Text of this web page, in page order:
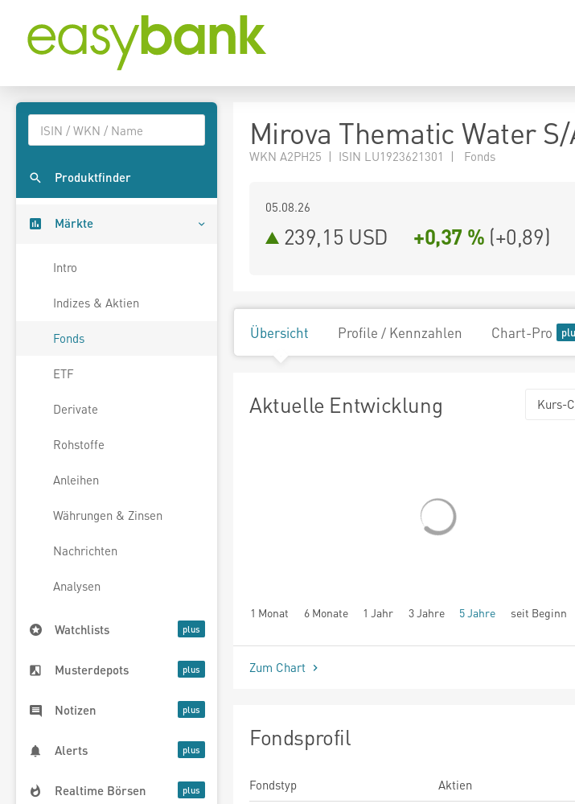
Produktfinder
Märkte
Intro
Indizes & Aktien
Fonds
ETF
Derivate
Rohstoffe
Anleihen
Währungen & Zinsen
Nachrichten
Analysen
Watchlists
Musterdepots
Notizen
Alerts
Realtime Börsen
Mirova Thematic Water S/
WKN A2PH25 | ISIN LU1923621301 | Fonds
05.08.26
239,15 USD +0,37 % (+0,89)
Übersicht Profile / Kennzahlen Chart-Pro
Aktuelle Entwicklung Kurs-
1 Monat 6 Monate 1 Jahr 3 Jahre 5 Jahre seit Beginn
Zum Chart
Fondsprofil
Fondstyp
Aktien